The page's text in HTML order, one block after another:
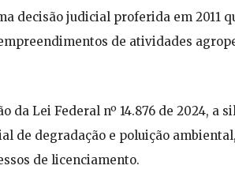
decisão judicial proferida em 2011
de atividades
da Lei Federal nº 14.876 de 2024,
de degradação e poluição
de licenciamento.